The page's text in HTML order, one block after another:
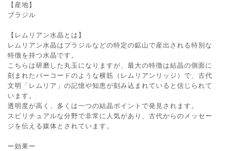
【産地】
ブラジル
【レムリアン水晶とは】
レムリアン水晶はブラジルなどの特定の鉱山で産出される特別な
特徴を持つ水晶です。
こちらは研磨した丸玉になりますが、最大の特徴は結晶の側面に
刻まれたバーコードのような横筋（レムリアンリッジ）で、古代
文明「レムリア」の記憶や知恵が刻み込まれていると信じられて
います。
透明度が高く、多くは一つの結晶ポイントで発見されます。
スピリチュアルな分野で非常に人気があり、古代からのメッセー
ジを伝える媒体とされています。
ー効果ー